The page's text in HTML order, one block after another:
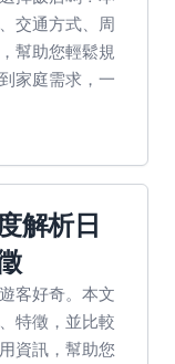
交通方式、周
幫助您輕鬆規
家庭需求，一
解析日
客好奇。本文
特徵，並比較
資訊，幫助您